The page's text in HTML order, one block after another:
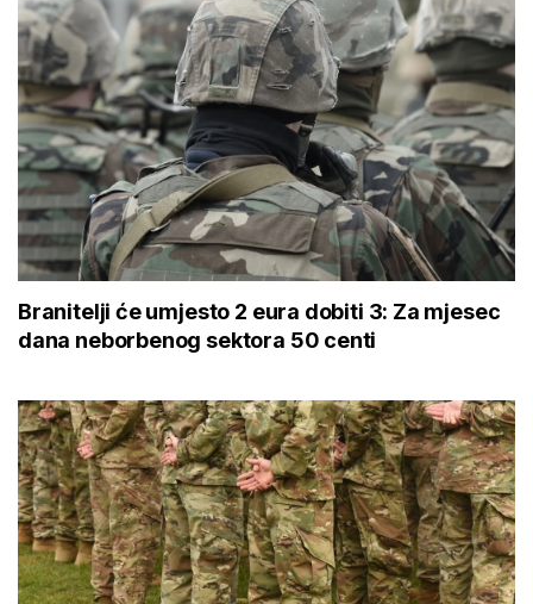
Branitelji će umjesto 2 eura dobiti 3: Za mjesec
dana neborbenog sektora 50 centi